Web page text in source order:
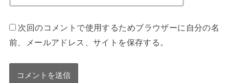
次回のコメントで使用するためブラウザーに自分の名
前、メールアドレス、サイトを保存する。